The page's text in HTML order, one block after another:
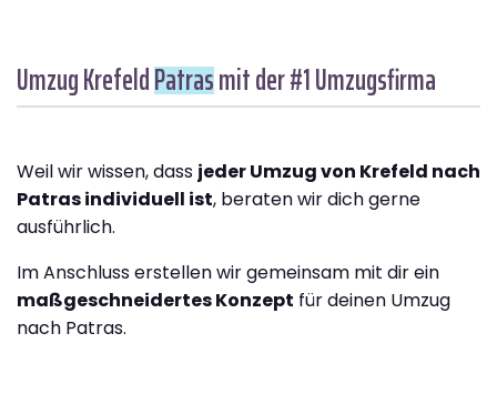
Umzug KrefeldPatrasmit der #1 Umzugsfirma
Weil wir wissen, dass jeder Umzug von Krefeld nach
Patras individuell ist, beraten wir dich gerne
ausführlich.
Im Anschluss erstellen wir gemeinsam mit dir ein
maßgeschneidertes Konzept für deinen Umzug
nach Patras.